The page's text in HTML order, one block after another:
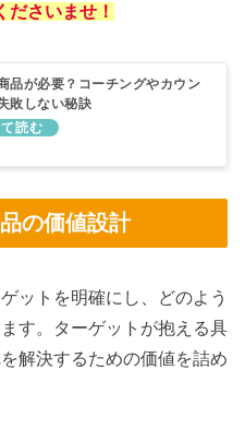
ださいませ！
品が必要？コーチングやカウン
敗しない秘訣
の価値設計
ットを明確にし、どのよう
す。ターゲットが抱える具
解決するための価値を詰め